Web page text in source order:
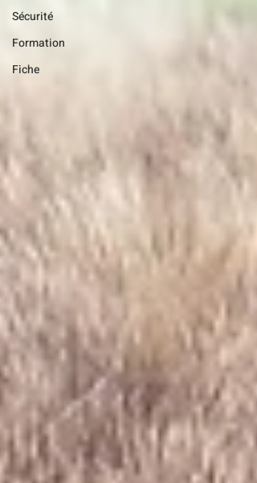
Sécurité
Formation
Fiche